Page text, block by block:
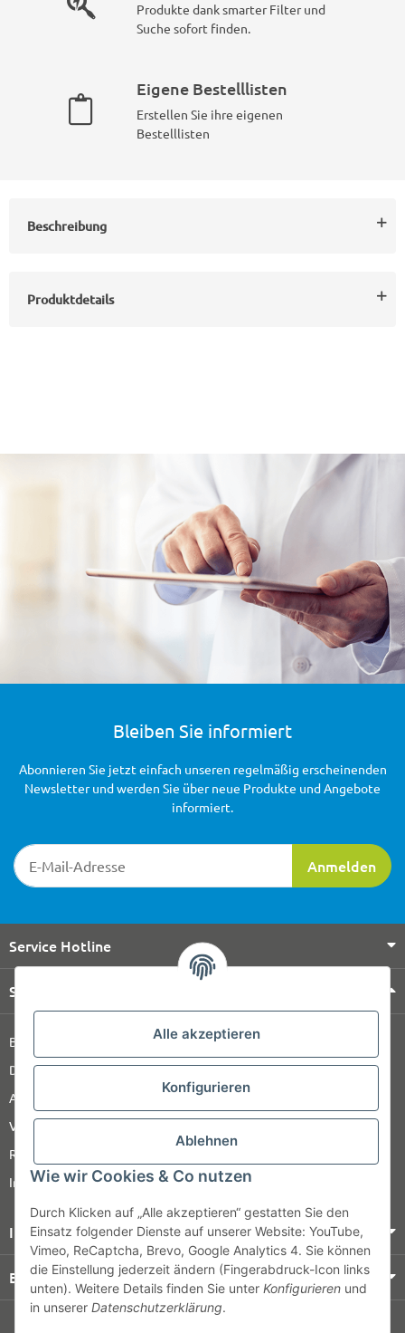
Alle akzeptieren
Konfigurieren
Ablehnen
Wie wir Cookies & Co nutzen
Durch Klicken auf „Alle akzeptieren“ gestatten Sie den
Einsatz folgender Dienste auf unserer Website: YouTube,
Vimeo, ReCaptcha, Brevo, Google Analytics 4. Sie können
die Einstellung jederzeit ändern (Fingerabdruck-Icon links
unten). Weitere Details finden Sie unter Konfigurieren und
in unserer Datenschutzerklärung.
Produkte dank smarter Filter und
Suche sofort finden.
Eigene Bestelllisten
Erstellen Sie ihre eigenen
Bestelllisten
Beschreibung
Produktdetails
Bleiben Sie informiert
Newsletter-Registrierung
Anmelden
Abonnieren Sie jetzt einfach unseren regelmäßig erscheinenden
Newsletter und werden Sie über neue Produkte und Angebote
informiert.
Service Hotline
Shop Service
Barrierefreiheitserklärung
Datenschutz
AGB
Versandinformationen
Retour
Impressum
Informationen
Bezahlung & Versand
© HOZ MEDI WERK